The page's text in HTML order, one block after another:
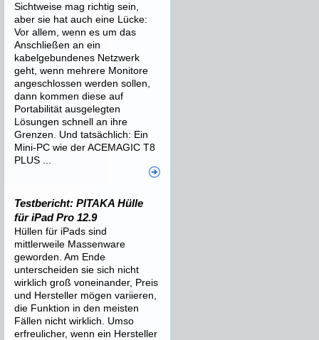
Sichtweise mag richtig sein,
aber sie hat auch eine Lücke:
Vor allem, wenn es um das
Anschließen an ein
kabelgebundenes Netzwerk
geht, wenn mehrere Monitore
angeschlossen werden sollen,
dann kommen diese auf
Portabilität ausgelegten
Lösungen schnell an ihre
Grenzen. Und tatsächlich: Ein
Mini-PC wie der ACEMAGIC T8
PLUS ...
Testbericht: PITAKA Hülle
für iPad Pro 12.9
Hüllen für iPads sind
mittlerweile Massenware
geworden. Am Ende
unterscheiden sie sich nicht
wirklich groß voneinander, Preis
und Hersteller mögen variieren,
die Funktion in den meisten
Fällen nicht wirklich. Umso
erfreulicher, wenn ein Hersteller